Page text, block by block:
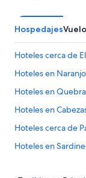
Hospedajes
Hoteles cerca de
Hoteles en Naranjo
Hoteles en
Hoteles en
Hoteles cerca de
Hoteles en